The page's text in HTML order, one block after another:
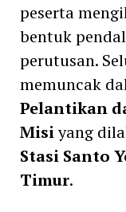
peserta
bentuk
perutusan.
memuncak
Pelantikan
Misiyang
Stasi Santo
Timur.